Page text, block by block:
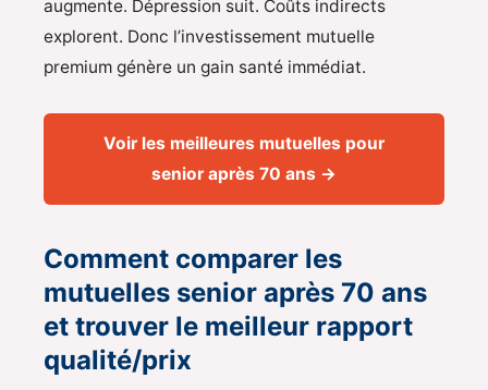
augmente. Dépression suit. Coûts indirects
explorent. Donc l’investissement mutuelle
premium génère un gain santé immédiat.
Voir les meilleures mutuelles pour
senior après 70 ans →
Comment comparer les
mutuelles senior après 70 ans
et trouver le meilleur rapport
qualité/prix